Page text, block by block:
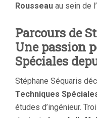
Rousseau au sein de
Parcours de
Une passion
Spéciales
Stéphane Séquaris
Techniques
études d’ingénieur.